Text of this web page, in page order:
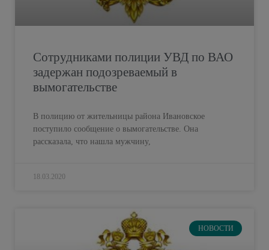
Сотрудниками полиции УВД по ВАО
задержан подозреваемый в
вымогательстве
В полицию от жительницы района Ивановское
поступило сообщение о вымогательстве. Она
рассказала, что нашла мужчину,
18.03.2020
НОВОСТИ